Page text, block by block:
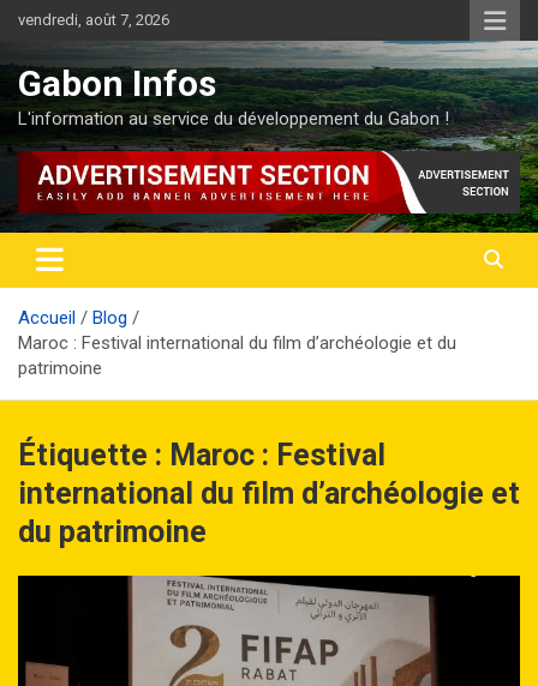
contenu
vendredi, août 7, 2026
Gabon Infos
L'information au service du développement du Gabon !
Accueil
Blog
Maroc : Festival international du film d’archéologie et du
patrimoine
Étiquette : Maroc : Festival
international du film d’archéologie et
du patrimoine